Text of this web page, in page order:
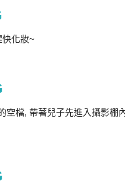
快化妝~
空檔, 帶著兒子先進入攝影